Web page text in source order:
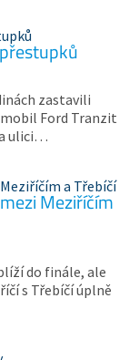
zastavili
Ford Tranzit
ulici…
Meziříčím
do finále, ale
s Třebíčí úplně